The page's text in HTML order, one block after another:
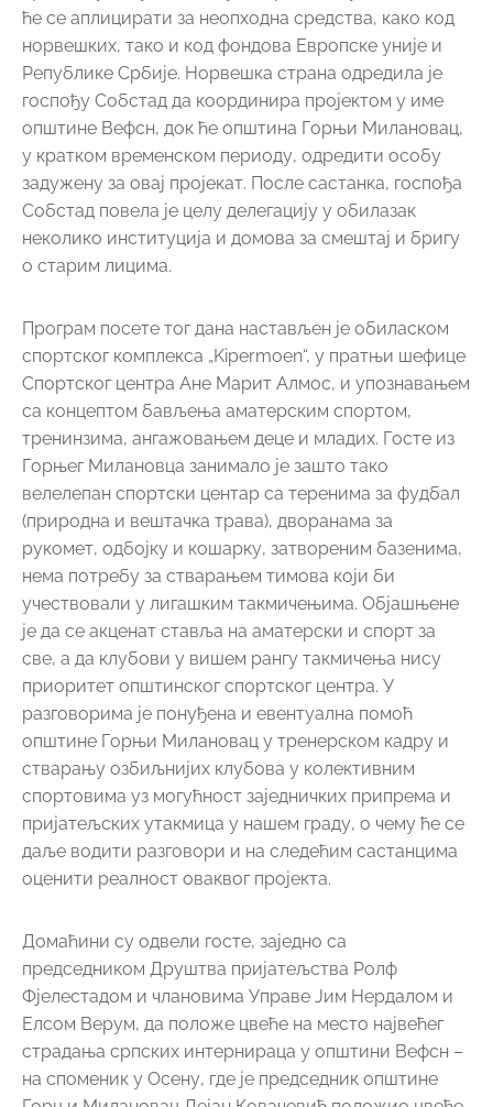
ће се аплицирати за неопходна средства, како код
норвешких, тако и код фондова Европске уније и
Републике Србије. Норвешка страна одредила је
госпођу Собстад да координира пројектом у име
општине Вефсн, док ће општина Горњи Милановац,
у кратком временском периоду, одредити особу
задужену за овај пројекат. После састанка, госпођа
Собстад повела је целу делегацију у обилазак
неколико институција и домова за смештај и бригу
о старим лицима.
Програм посете тог дана настављен је обиласком
спортског комплекса „Kipermoen“, у пратњи шефице
Спортског центра Ане Марит Алмос, и упознавањем
са концептом бављења аматерским спортом,
тренинзима, ангажовањем деце и младих. Госте из
Горњег Милановца занимало је зашто тако
велелепан спортски центар са теренима за фудбал
(природна и вештачка трава), дворанама за
рукомет, одбојку и кошарку, затвореним базенима,
нема потребу за стварањем тимова који би
учествовали у лигашким такмичењима. Објашњене
је да се акценат ставља на аматерски и спорт за
све, а да клубови у вишем рангу такмичења нису
приоритет општинског спортског центра. У
разговорима је понуђена и евентуална помоћ
општине Горњи Милановац у тренерском кадру и
стварању озбиљнијих клубова у колективним
спортовима уз могућност заједничких припрема и
пријатељских утакмица у нашем граду, о чему ће се
даље водити разговори и на следећим састанцима
оценити реалност оваквог пројекта.
Домаћини су одвели госте, заједно са
председником Друштва пријатељства Ролф
Фјелестадом и члановима Управе Јим Нердалом и
Елсом Верум, да положе цвеће на место највећег
страдања српских интернираца у општини Вефсн –
на споменик у Осену, где је председник општине